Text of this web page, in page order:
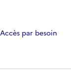
Accès par besoin